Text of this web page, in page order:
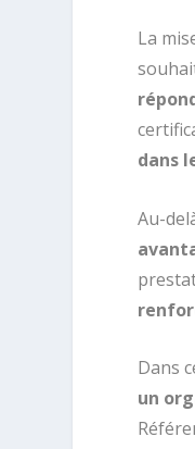
La
dans
Au-
Dans
un